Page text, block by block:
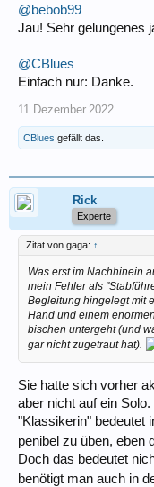
@bebob99
Jau! Sehr gelungenes
@CBlues
Einfach nur: Danke.
11.Dezember.2022
CBlues gefällt das.
Rick
Experte
Zitat von gaga: ↑
Was erst im Nachhinein
mein Fehler als
Begleitung hingelegt mit
Hand und einem
bischen untergeht (und
gar nicht zugetraut hat).
Sie hatte sich vorher
aber nicht auf ein Solo.
"Klassikerin" bedeutet
penibel zu üben, eben
Doch das bedeutet
benötigt man auch in